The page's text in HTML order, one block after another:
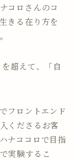
コロさんのコ
きる在り方を
超えて、「自
フロントエンド
くださるお客
ナココロで目指
実験するこ